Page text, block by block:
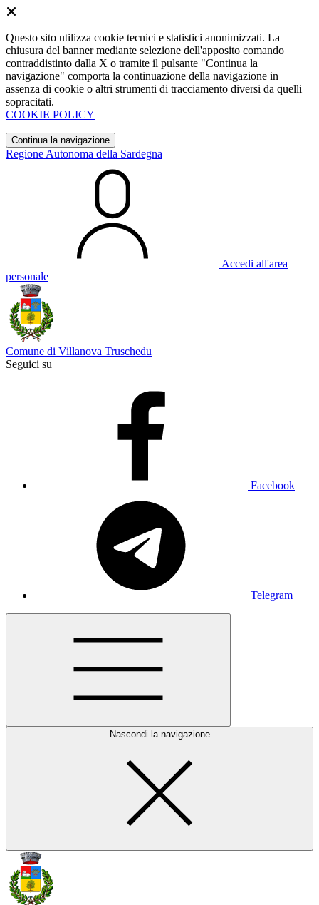
Questo sito utilizza cookie tecnici e statistici anonimizzati. La
chiusura del banner mediante selezione dell'apposito comando
contraddistinto dalla X o tramite il pulsante "Continua la
navigazione" comporta la continuazione della navigazione in
assenza di cookie o altri strumenti di tracciamento diversi da quelli
sopracitati.
COOKIE POLICY
Continua la navigazione
Regione Autonoma della Sardegna
Accedi all'area
personale
Comune di Villanova Truschedu
Seguici su
Facebook
Telegram
Nascondi la navigazione